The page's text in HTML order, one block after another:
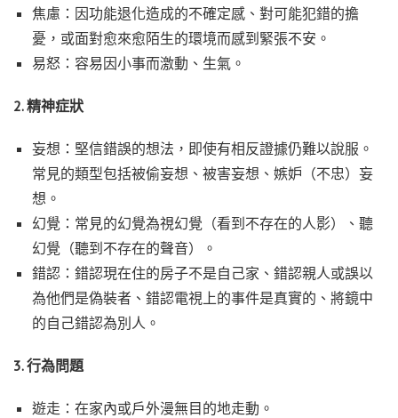
焦慮：因功能退化造成的不確定感、對可能犯錯的擔
憂，或面對愈來愈陌生的環境而感到緊張不安。
易怒：容易因小事而激動、生氣。
2. 精神症狀
妄想：堅信錯誤的想法，即使有相反證據仍難以說服。
常見的類型包括被偷妄想、被害妄想、嫉妒（不忠）妄
想。
幻覺：常見的幻覺為視幻覺（看到不存在的人影）、聽
幻覺（聽到不存在的聲音）。
錯認：錯認現在住的房子不是自己家、錯認親人或誤以
為他們是偽裝者、錯認電視上的事件是真實的、將鏡中
的自己錯認為別人。
3. 行為問題
遊走：在家內或戶外漫無目的地走動。